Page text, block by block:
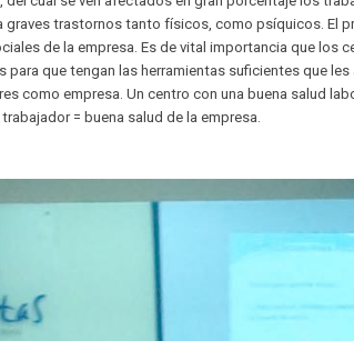
graves trastornos tanto físicos, como psíquicos. El
de la empresa. Es de vital importancia que los
para que tengan las herramientas suficientes que
como empresa. Un centro con una buena salud
= buena salud de la empresa.